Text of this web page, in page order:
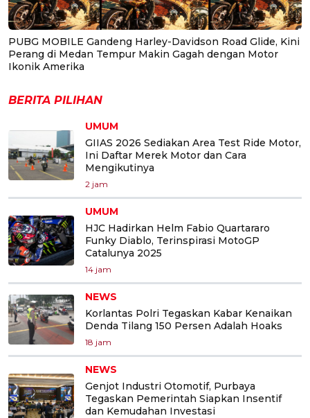
PUBG MOBILE Gandeng Harley-Davidson Road Glide, Kini
Perang di Medan Tempur Makin Gagah dengan Motor
Ikonik Amerika
BERITA PILIHAN
UMUM
GIIAS 2026 Sediakan Area Test Ride Motor,
Ini Daftar Merek Motor dan Cara
Mengikutinya
2 jam
UMUM
HJC Hadirkan Helm Fabio Quartararo
Funky Diablo, Terinspirasi MotoGP
Catalunya 2025
14 jam
NEWS
Korlantas Polri Tegaskan Kabar Kenaikan
Denda Tilang 150 Persen Adalah Hoaks
18 jam
NEWS
Genjot Industri Otomotif, Purbaya
Tegaskan Pemerintah Siapkan Insentif
dan Kemudahan Investasi